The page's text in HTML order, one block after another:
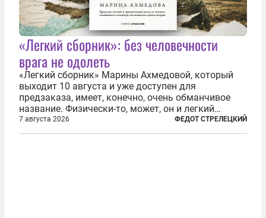
«Легкий сборник»: без человечности
врага не одолеть
«Легкий сборник» Марины Ахмедовой, который
выходит 10 августа и уже доступен для
предзаказа, имеет, конечно, очень обманчивое
название. Физически-то, может, он и легкий
относительно. Но метафизически —
безотносительно тяжелый. Десять рассказов,
7 августа 2026 ФЕДОТ СТРЕЛЕЦКИЙ